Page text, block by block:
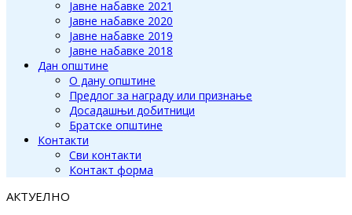
Јавне набавке 2021
Јавне набавке 2020
Јавне набавке 2019
Јавне набавке 2018
Дан општине
О дану општине
Предлог за награду или признање
Досадашњи добитници
Братске општине
Контакти
Сви контакти
Контакт форма
АКТУЕЛНО